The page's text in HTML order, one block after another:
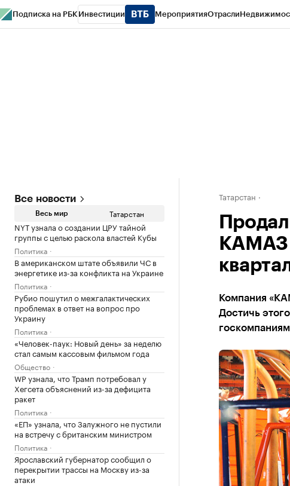
Подписка на РБК Инвестиции МероприятияОтрасли
Все новости
Весь мир Татарстан
NYT узнала о создании ЦРУ тайной
группы с целью раскола властей Кубы
Политика
В американском штате объявили ЧС в
энергетике из-за конфликта на Украине
Политика
Рубио пошутил о межгалактических
проблемах в ответ на вопрос про
Украину
Политика
«Человек-паук: Новый день» за неделю
стал самым кассовым фильмом года
Общество
WP узнала, что Трамп потребовал у
Хегсета объяснений из-за дефицита
ракет
Политика
«ЕП» узнала, что Залужного не пустили
на встречу с британским министром
Политика
Ярославский губернатор сообщил о
перекрытии трассы на Москву из-за
атаки
Татарстан
КАМАЗ
Компания
Достичь